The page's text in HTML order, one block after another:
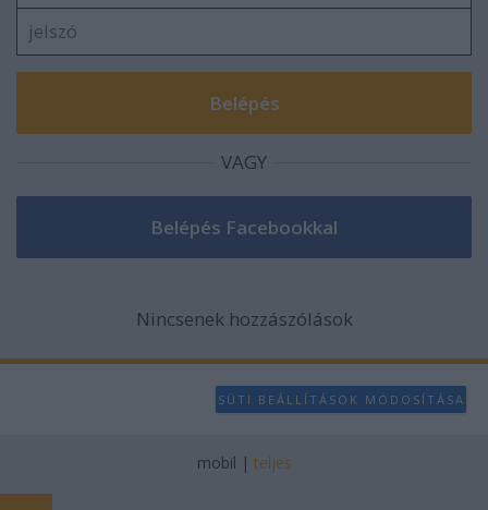
VAGY
Nincsenek hozzászólások
SÜTI BEÁLLÍTÁSOK MÓDOSÍTÁSA
mobil | teljes